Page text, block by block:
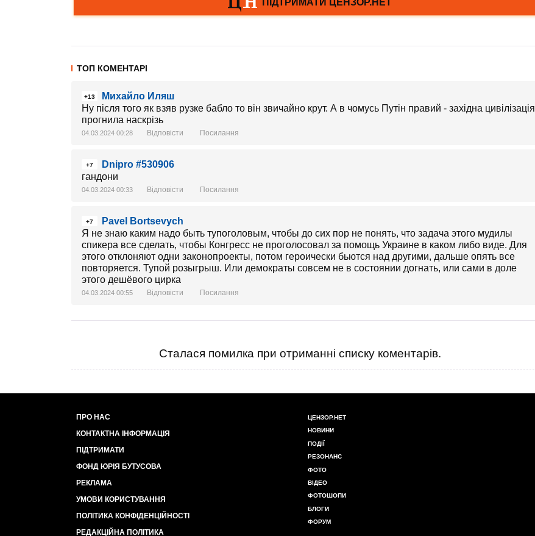
ТОП КОМЕНТАРІ
+13
Михайло Иляш
Ну після того як взяв рузке бабло то він звичайно крут. А в чомусь Путін правий - західна цивілізація
прогнила наскрізь
04.03.2024 00:28 Відповісти Посилання
+7
Dnipro #530906
гандони
04.03.2024 00:33 Відповісти Посилання
+7
Pavel Bortsevych
Я не знаю каким надо быть тупоголовым, чтобы до сих пор не понять, что задача этого мудилы
спикера все сделать, чтобы Конгресс не проголосовал за помощь Украине в каком либо виде. Для
этого отклоняют одни законопроекты, потом героически бьются над другими, дальше опять все
повторяется. Тупой розыгрыш. Или демократы совсем не в состоянии догнать, или сами в доле
этого дешёвого цирка
04.03.2024 00:55 Відповісти Посилання
Сталася помилка при отриманні списку коментарів.
ПРО НАС
КОНТАКТНА ІНФОРМАЦІЯ
ПІДТРИМАТИ
ФОНД ЮРІЯ БУТУСОВА
РЕКЛАМА
УМОВИ КОРИСТУВАННЯ
ПОЛІТИКА КОНФІДЕНЦІЙНОСТІ
РЕДАКЦІЙНА ПОЛІТИКА
ЦЕНЗОР.НЕТ
НОВИНИ
ПОДІЇ
РЕЗОНАНС
ФОТО
ВІДЕО
ФОТОШОПИ
БЛОГИ
ФОРУМ